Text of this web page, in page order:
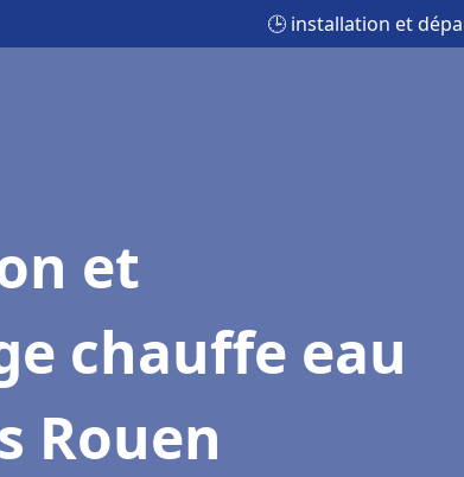
🕒 installation et
et
chauffe eau
Rouen